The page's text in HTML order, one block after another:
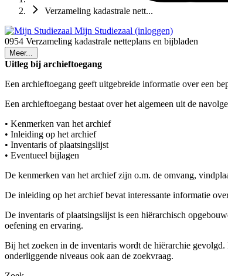
Verzameling kadastrale nett...
Mijn Studiezaal (inloggen)
0954 Verzameling kadastrale netteplans en bijbladen
Meer...
Uitleg bij archieftoegang
Een archieftoegang geeft uitgebreide informatie over een
Een archieftoegang bestaat over het algemeen uit de
• Kenmerken van het archief
• Inleiding op het archief
• Inventaris of plaatsingslijst
• Eventueel bijlagen
De kenmerken van het archief zijn o.m. de omvang,
De inleiding op het archief bevat interessante informatie
De inventaris of plaatsingslijst is een hiërarchisch
oefening en ervaring.
Bij het zoeken in de inventaris wordt de hiërarchie
onderliggende niveaus ook aan de zoekvraag.